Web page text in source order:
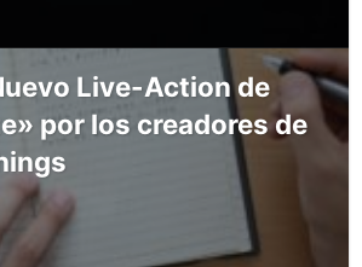
Live-Action de
por los creadores de